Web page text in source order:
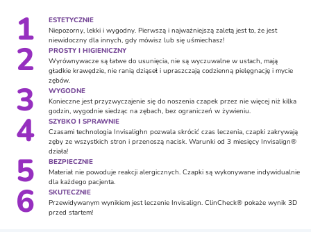
1
ESTETYCZNIE
Niepozorny, lekki i wygodny. Pierwszą i najważniejszą zaletą jest to, że jest
niewidoczny dla innych, gdy mówisz lub się uśmiechasz!
2
PROSTY I HIGIENICZNY
Wyrównywacze są łatwe do usunięcia, nie są wyczuwalne w ustach, mają
gładkie krawędzie, nie ranią dziąseł i upraszczają codzienną pielęgnację i mycie
zębów.
3
WYGODNE
Konieczne jest przyzwyczajenie się do noszenia czapek przez nie więcej niż kilka
godzin, wygodnie siedząc na zębach, bez ograniczeń w żywieniu.
4
SZYBKO I SPRAWNIE
Czasami technologia Invisalighn pozwala skrócić czas leczenia, czapki zakrywają
zęby ze wszystkich stron i przenoszą nacisk. Warunki od 3 miesięcy Invisalign®
działa!
5
BEZPIECZNIE
Materiał nie powoduje reakcji alergicznych. Czapki są wykonywane indywidualnie
dla każdego pacjenta.
6
SKUTECZNIE
Przewidywanym wynikiem jest leczenie Invisalign. ClinCheck® pokaże wynik 3D
przed startem!